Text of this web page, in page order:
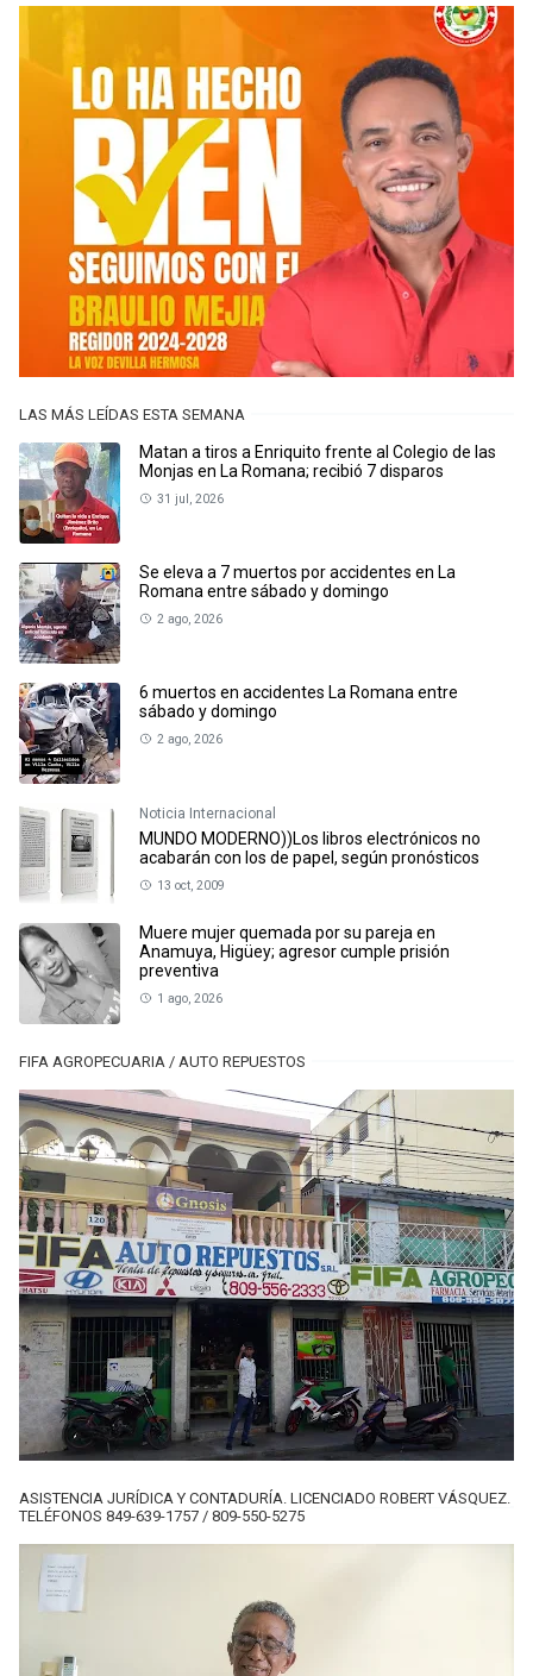
LAS MÁS LEÍDAS ESTA SEMANA
Matan a tiros a Enriquito frente al Colegio de las
Monjas en La Romana; recibió 7 disparos
31 jul, 2026
Se eleva a 7 muertos por accidentes en La
Romana entre sábado y domingo
2 ago, 2026
6 muertos en accidentes La Romana entre
sábado y domingo
2 ago, 2026
Noticia Internacional
MUNDO MODERNO))Los libros electrónicos no
acabarán con los de papel, según pronósticos
13 oct, 2009
Muere mujer quemada por su pareja en
Anamuya, Higüey; agresor cumple prisión
preventiva
1 ago, 2026
FIFA AGROPECUARIA / AUTO REPUESTOS
ASISTENCIA JURÍDICA Y CONTADURÍA. LICENCIADO ROBERT VÁSQUEZ.
TELÉFONOS 849-639-1757 / 809-550-5275